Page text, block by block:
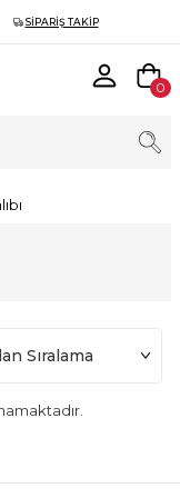
SIPARIŞ TAKIP
0